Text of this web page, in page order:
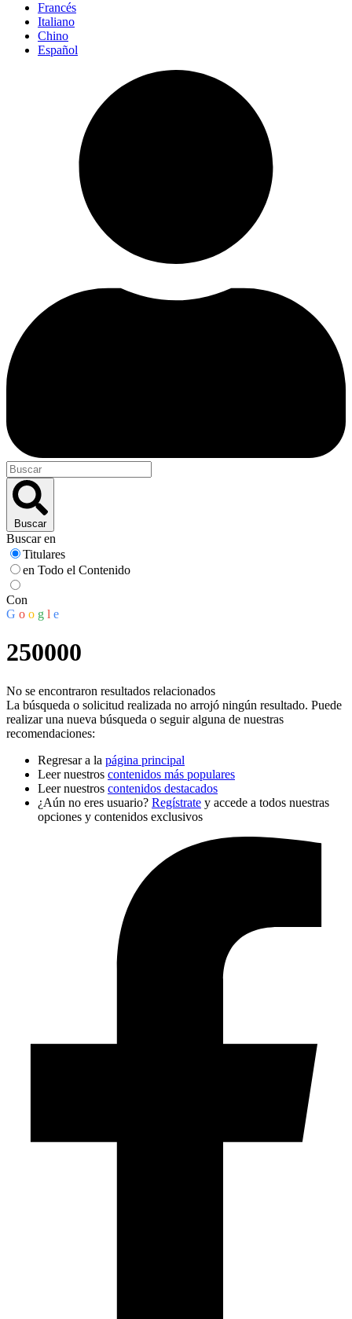
Francés
Italiano
Chino
Español
Buscar
Buscar en
Titulares
en Todo el Contenido
Con
G o o g l e
250000
No se encontraron resultados relacionados
La búsqueda o solicitud realizada no arrojó ningún resultado. Puede
realizar una nueva búsqueda o seguir alguna de nuestras
recomendaciones:
Regresar a la página principal
Leer nuestros contenidos más populares
Leer nuestros contenidos destacados
¿Aún no eres usuario? Regístrate y accede a todos nuestras
opciones y contenidos exclusivos